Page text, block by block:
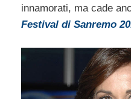
innamorati, ma cade
Festival di Sanremo